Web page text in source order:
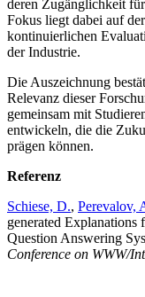
deren Zugänglichkeit
Fokus liegt dabei auf
kontinuierlichen
der Industrie.
Die Auszeichnung
Relevanz dieser
gemeinsam mit
entwickeln, die die
prägen können.
Referenz
Schiese, D., Perevalov,
generated
Question Answering
Conference on WWW/